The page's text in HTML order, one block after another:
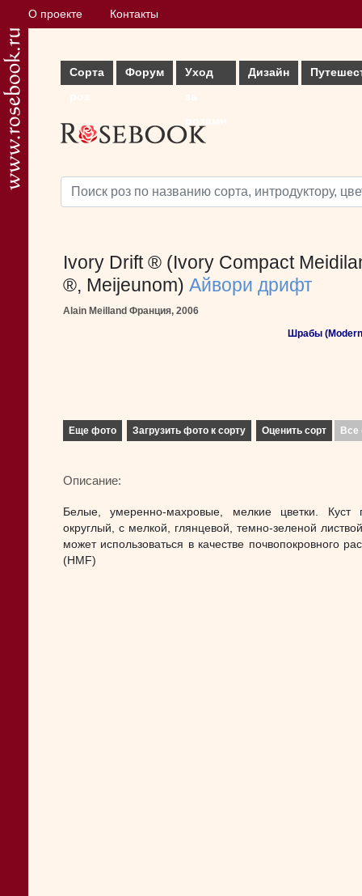
О проекте Контакты
Сорта
Форум
Уход
Дизайн
Ivory Drift ® (Ivory Compact
®, Meijeunom) Айвори дрифт
Alain Meilland Франция, 2006
Шрабы
Еще фото Загрузить фото к сорту Оценить сорт Все
Описание:
Белые, умеренно-махровые, мелкие цветки. Куст
округлый, с мелкой, глянцевой, темно-зеленой
может использоваться в качестве почвопокровного
(HMF)